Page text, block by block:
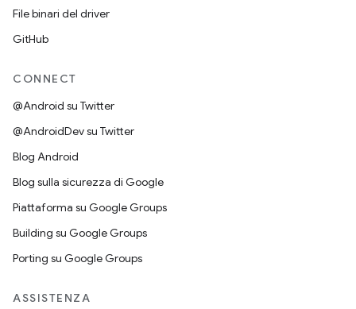
File binari del driver
GitHub
CONNECT
@Android su Twitter
@AndroidDev su Twitter
Blog Android
Blog sulla sicurezza di Google
Piattaforma su Google Groups
Building su Google Groups
Porting su Google Groups
ASSISTENZA